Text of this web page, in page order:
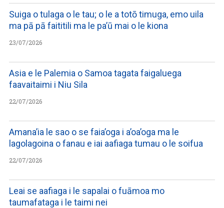
Suiga o tulaga o le tau; o le a totō timuga, emo uila
ma pā pā faititili ma le pa’ū mai o le kiona
23/07/2026
Asia e le Palemia o Samoa tagata faigaluega
faavaitaimi i Niu Sila
22/07/2026
Amana’ia le sao o se faia’oga i a’oa’oga ma le
lagolagoina o fanau e iai aafiaga tumau o le soifua
22/07/2026
Leai se aafiaga i le sapalai o fuāmoa mo
taumafataga i le taimi nei